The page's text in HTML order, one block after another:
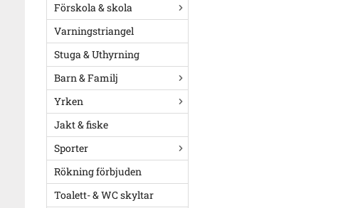
Förskola & skola
Varningstriangel
Stuga & Uthyrning
Barn & Familj
Yrken
Jakt & fiske
Sporter
Rökning förbjuden
Toalett- & WC skyltar